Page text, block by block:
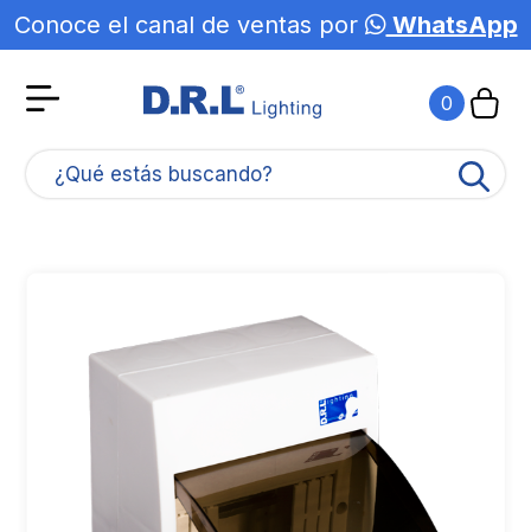
Conoce el canal de ventas por WhatsApp
0
¿Qué estás buscando?